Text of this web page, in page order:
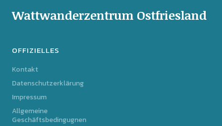
Wattwanderzentrum Ostfriesland
OFFIZIELLES
Kontakt
Datenschutzerklärung
Impressum
Allgemeine
Geschäftsbedingugnen